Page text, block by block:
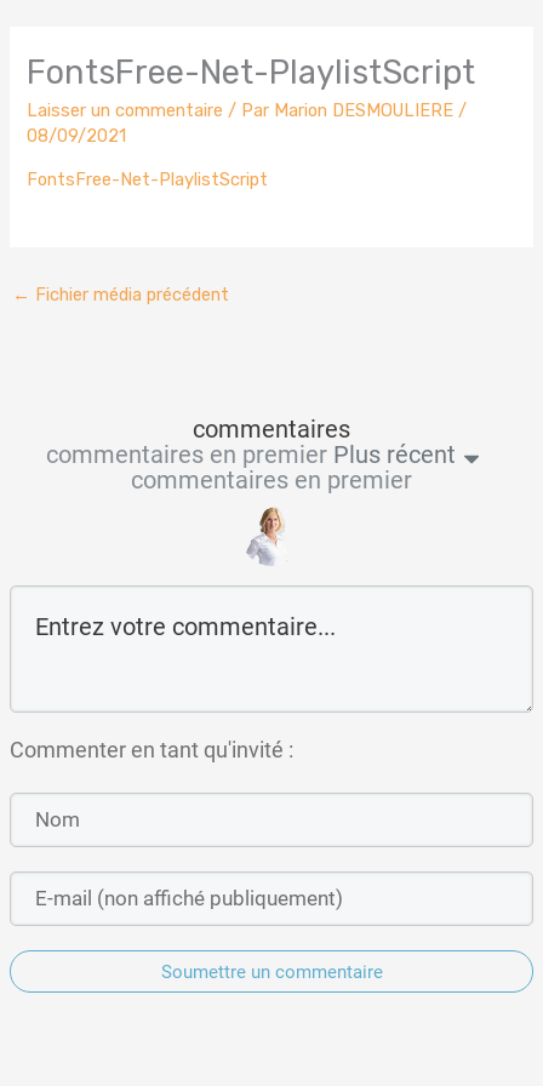
FontsFree-Net-PlaylistScript
Laisser un commentaire / Par Marion DESMOULIERE/
08/09/2021
FontsFree-Net-PlaylistScript
← Fichier média précédent
commentaires
commentaires en premier Plus récent
commentaires en premier
Commenter en tant qu'invité :
Soumettre un commentaire